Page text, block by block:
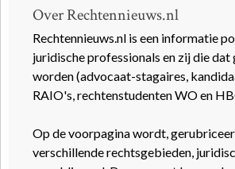
Over Rechtennieuws.nl
Rechtennieuws.nl is een informatie
juridische professionals en zij die dat
worden (advocaat-stagaires,
RAIO's, rechtenstudenten WO en
Op de voorpagina wordt,
verschillende rechtsgebieden,